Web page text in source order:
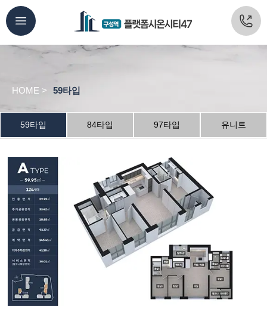
HOME > 59타입
59타입 84타입 97타입 유니트